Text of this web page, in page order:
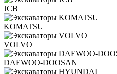
JCB
KOMATSU
VOLVO
DAEWOO-DOOSAN